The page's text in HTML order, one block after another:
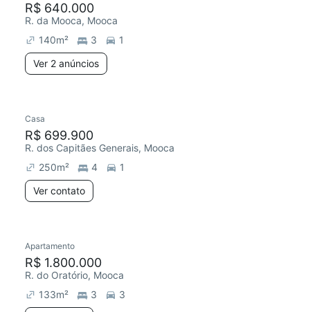
R$ 640.000
R. da Mooca, Mooca
140m² 3
1
Ver 2 anúncios
Chegou este mês
Casa
R$ 699.900
R. dos Capitães Generais, Mooca
250m² 4
1
Ver contato
Apartamento
R$ 1.800.000
R. do Oratório, Mooca
133m² 3
3